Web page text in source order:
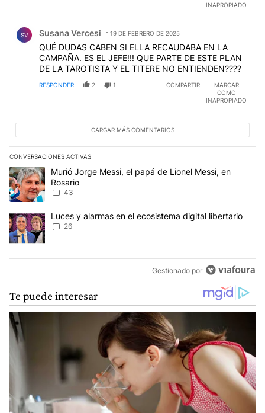
INAPROPIADO
SV Susana Vercesi 19 DE FEBRERO DE 2025
QUÉ DUDAS CABEN SI ELLA RECAUDABA EN LA
CAMPAÑA. ES EL JEFE!!! QUE PARTE DE ESTE PLAN
DE LA TAROTISTA Y EL TITERE NO ENTIENDEN????
RESPONDER 2 1 COMPARTIR
MARCAR
COMO
INAPROPIADO
CARGAR MÁS COMENTARIOS
CONVERSACIONES ACTIVAS
Este listado muestra los artículos con más comentarios en los
Un artículo de tendencia con el título "Murió Jorge Messi, el
Murió Jorge Messi, el papá de Lionel Messi, en
Rosario
43
Un artículo de tendencia con el título "Luces y alarmas en el
Luces y alarmas en el ecosistema digital libertario
26
Gestionado por